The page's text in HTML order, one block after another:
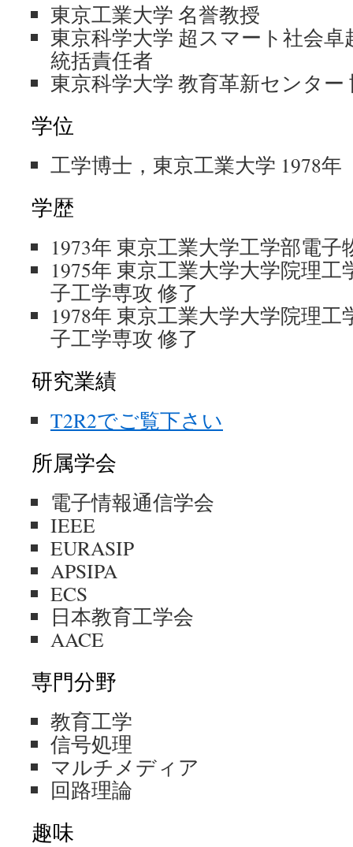
東京工業大学 名誉教授
東京科学大学 超スマート社会卓
統括責任者
東京科学大学 教育革新センター
学位
工学博士，東京工業大学 1978年
学歴
1973年 東京工業大学工学部電子
1975年 東京工業大学大学院理
子工学専攻 修了
1978年 東京工業大学大学院理
子工学専攻 修了
研究業績
T2R2でご覧下さい
所属学会
電子情報通信学会
IEEE
EURASIP
APSIPA
ECS
日本教育工学会
AACE
専門分野
教育工学
信号処理
マルチメディア
回路理論
趣味